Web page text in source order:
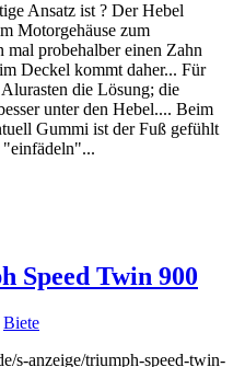
Ansatz ist ? Der Hebel
Motorgehäuse zum
mal probehalber einen Zahn
Deckel kommt daher... Für
die Lösung; die
unter den Hebel.... Beim
Gummi ist der Fuß gefühlt
"einfädeln"...
Speed Twin 900
Biete
s-anzeige/triumph-speed-twin-